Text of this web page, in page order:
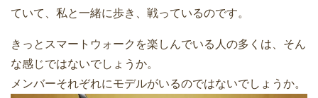
ていて、私と一緒に歩き、戦っているのです。
きっとスマートウォークを楽しんでいる人の多くは、そん
な感じではないでしょうか。
メンバーそれぞれにモデルがいるのではないでしょうか。